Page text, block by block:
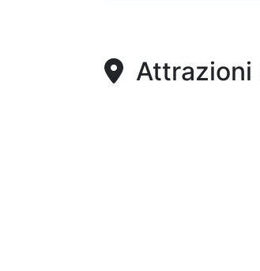
Attrazioni